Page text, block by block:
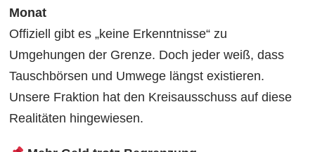
Monat
Offiziell gibt es „keine Erkenntnisse“ zu
Umgehungen der Grenze. Doch jeder weiß, dass
Tauschbörsen und Umwege längst existieren.
Unsere Fraktion hat den Kreisausschuss auf diese
Realitäten hingewiesen.